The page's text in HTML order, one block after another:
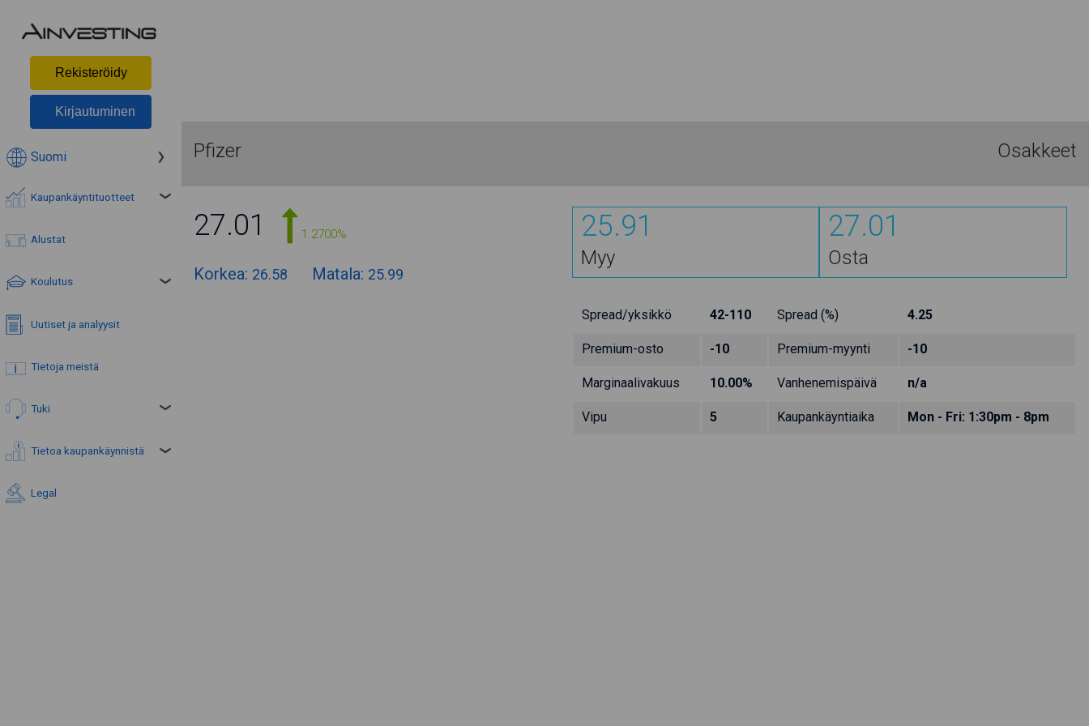
Rekisteröidy
Kirjautuminen
Suomi
Kaupankäyntituotteet
Alustat
Koulutus
Uutiset ja analyysit
Tietoja meistä
Tuki
Tietoa kaupankäynnistä
Legal
Pfizer Osakkeet
27.01 1.2700%
Korkea: 26.58 Matala: 25.99
25.91
Myy
27.01
Osta
Spread/yksikkö 42-110 Spread (%) 4.25
Premium-osto -10 Premium-myynti -10
Marginaalivakuus 10.00% Vanhenemispäivä n/a
Vipu 5 Kaupankäyntiaika Mon - Fri: 1:30pm - 8pm